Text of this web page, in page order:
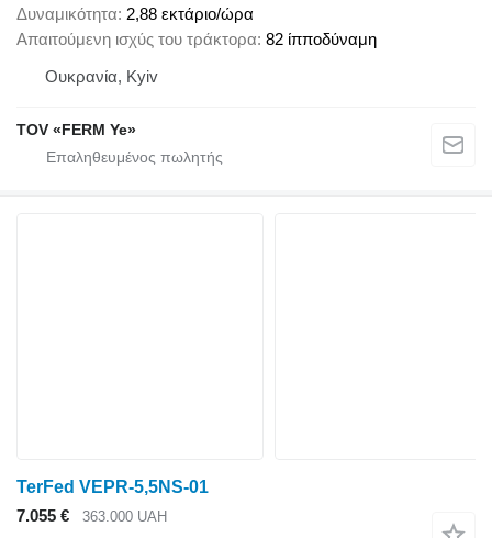
Δυναμικότητα 2,88 εκτάριο/ώρα
Απαιτούμενη ισχύς του τράκτορα 82 ίπποδύναμη
Ουκρανία, Kyiv
TOV «FERM Ye»
TerFed VEPR-5,5NS-01
7.055 €
363.000 UAH